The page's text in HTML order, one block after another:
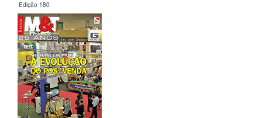
Edição 180